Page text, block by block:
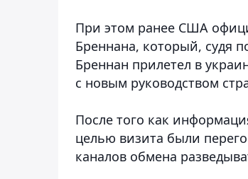
При этом ранее США
Бреннана, который, судя
Бреннан прилетел в
с новым руководством
После того как
целью визита были
каналов обмена